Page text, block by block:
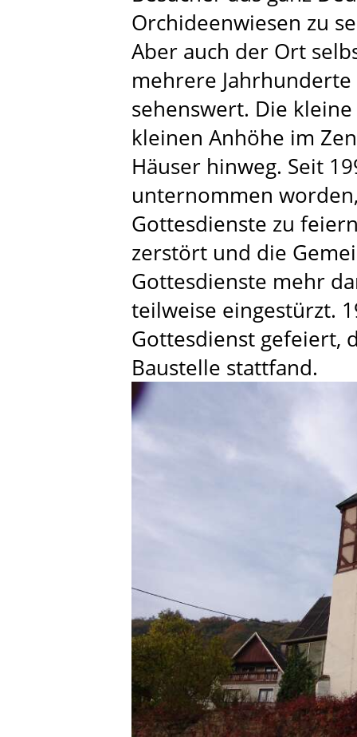
Orchideenwiesen zu
Aber auch der Ort
mehrere
sehenswert. Die
kleinen Anhöhe im
Häuser hinweg. Seit
unternommen
Gottesdienste zu
zerstört und die
Gottesdienste mehr
teilweise eingestürzt.
Gottesdienst gefeiert,
Baustelle stattfand.